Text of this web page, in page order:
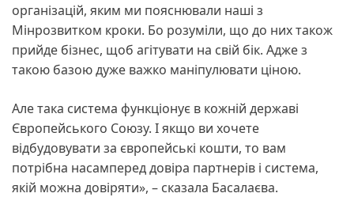
організацій, яким ми пояснювали наші з
Мінрозвитком кроки. Бо розуміли, що до них також
прийде бізнес, щоб агітувати на свій бік. Адже з
такою базою дуже важко маніпулювати ціною.
Але така система функціонує в кожній державі
Європейського Союзу. І якщо ви хочете
відбудовувати за європейські кошти, то вам
потрібна насамперед довіра партнерів і система,
якій можна довіряти», – сказала Басалаєва.